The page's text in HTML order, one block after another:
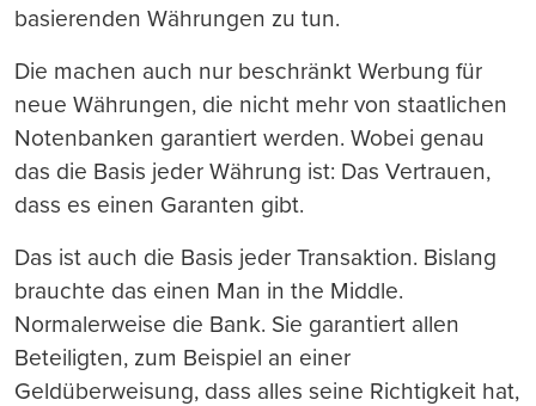
basierenden Währungen zu tun.
Die machen auch nur beschränkt Werbung für
neue Währungen, die nicht mehr von staatlichen
Notenbanken garantiert werden. Wobei genau
das die Basis jeder Währung ist: Das Vertrauen,
dass es einen Garanten gibt.
Das ist auch die Basis jeder Transaktion. Bislang
brauchte das einen Man in the Middle.
Normalerweise die Bank. Sie garantiert allen
Beteiligten, zum Beispiel an einer
Geldüberweisung, dass alles seine Richtigkeit hat,